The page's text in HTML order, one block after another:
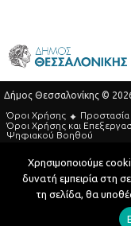
Δήμος Θεσσαλονίκης ©
Όροι Χρήσης
Όροι Xρήσης και
Ψηφιακού Βοηθού
Τηλεφωνικός Κατάλογος
Developed by
Χρησιμοποιούμε
δυνατή εμπειρία στη
τη σελίδα, θα